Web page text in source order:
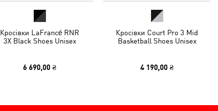
Кросівки LaFrancé RNR
3X Black Shoes Unisex
6 690,00 ₴
Кросівки Court Pro 3 Mid
Basketball Shoes Unisex
4 190,00 ₴